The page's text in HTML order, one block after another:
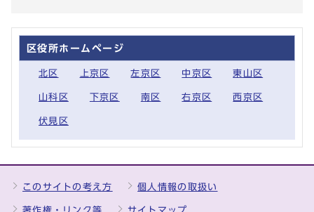
区役所ホームページ
北区 上京区 左京区 中京区 東山区
山科区 下京区 南区 右京区 西京区
伏見区
このサイトの考え方 個人情報の取扱い